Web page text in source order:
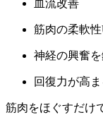
血流改善
筋肉の柔軟性
神経の興奮
回復力が高ま
筋肉をほぐすだけ